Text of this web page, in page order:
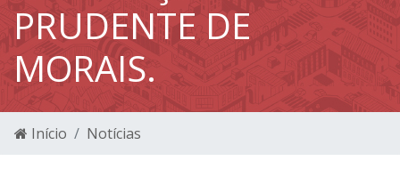
PRUDENTE DE
MORAIS.
Início Notícias